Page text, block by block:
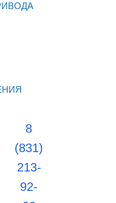
8
(831)
213-
92-